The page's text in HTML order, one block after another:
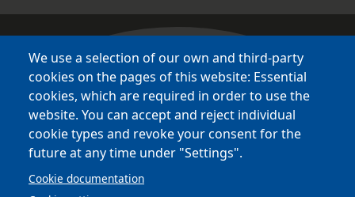
Bretagne Culture Diversité
des sites variés !
Sites
BCD
Bazhvalan
Bécédia
BED
We use a selection of our own and third-party
cookies on the pages of this website: Essential
cookies, which are required in order to use the
website. You can accept and reject individual
cookie types and revoke your consent for the
future at any time under "Settings".
Cookie documentation